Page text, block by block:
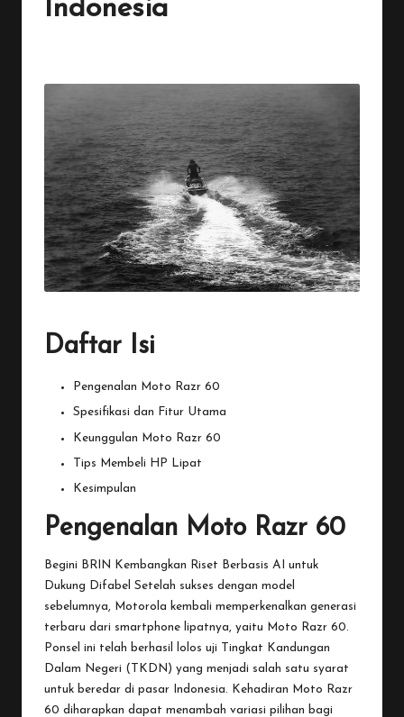
Indonesia
Daftar Isi
Pengenalan Moto Razr 60
Spesifikasi dan Fitur Utama
Keunggulan Moto Razr 60
Tips Membeli HP Lipat
Kesimpulan
Pengenalan Moto Razr 60
Begini BRIN Kembangkan Riset Berbasis AI untuk
Dukung Difabel Setelah sukses dengan model
sebelumnya, Motorola kembali memperkenalkan generasi
terbaru dari smartphone lipatnya, yaitu Moto Razr 60.
Ponsel ini telah berhasil lolos uji Tingkat Kandungan
Dalam Negeri (TKDN) yang menjadi salah satu syarat
untuk beredar di pasar Indonesia. Kehadiran Moto Razr
60 diharapkan dapat menambah variasi pilihan bagi